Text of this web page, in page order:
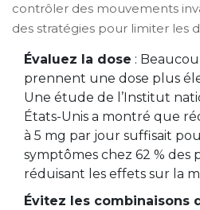
contrôler des mouvements
des stratégies pour limiter les
Évaluez la dose :
prennent une dose plus
Une étude de l’Institut
États-Unis a montré que
à 5 mg par jour suffisait
symptômes chez 62 % des
réduisant les effets sur la
Évitez les combinaisons